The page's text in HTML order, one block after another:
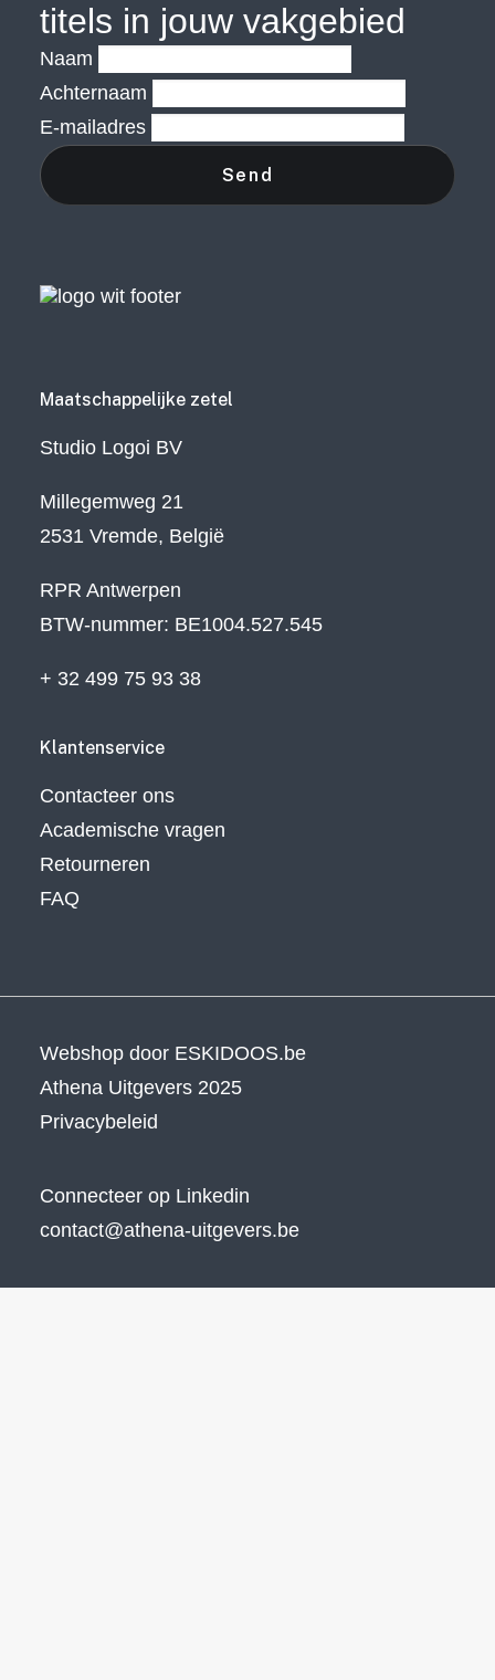
titels in jouw vakgebied
Naam
Achternaam
E-mailadres
Maatschappelijke zetel
Studio Logoi BV
Millegemweg 21
2531 Vremde, België
RPR Antwerpen
BTW-nummer: BE1004.527.545
+ 32 499 75 93 38
Klantenservice
Contacteer ons
Academische vragen
Retourneren
FAQ
Webshop door ESKIDOOS.be
Athena Uitgevers 2025
Privacybeleid
Connecteer op Linkedin
contact@athena-uitgevers.be